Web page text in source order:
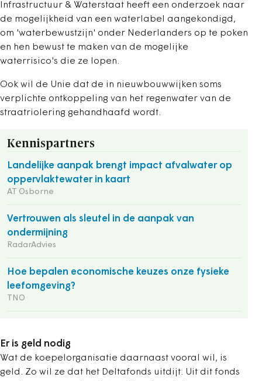
Infrastructuur & Waterstaat heeft een onderzoek naar
de mogelijkheid van een waterlabel aangekondigd,
om 'waterbewustzijn' onder Nederlanders op te poken
en hen bewust te maken van de mogelijke
waterrisico's die ze lopen.
Ook wil de Unie dat de in nieuwbouwwijken soms
verplichte ontkoppeling van het regenwater van de
straatriolering gehandhaafd wordt.
Kennispartners
Landelijke aanpak brengt impact afvalwater op
oppervlaktewater in kaart
AT Osborne
Vertrouwen als sleutel in de aanpak van
ondermijning
RadarAdvies
Hoe bepalen economische keuzes onze fysieke
leefomgeving?
TNO
Er is geld nodig
Wat de koepelorganisatie daarnaast vooral wil, is
geld. Zo wil ze dat het Deltafonds uitdijt. Uit dit fonds